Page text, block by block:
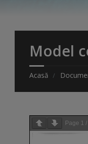
Model
Acasă
Page 1 /